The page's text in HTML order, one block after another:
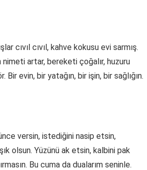
cıvıl cıvıl, kahve kokusu evi sarmış.
artar, bereketi çoğalır, huzuru
evin, bir yatağın, bir işin, bir sağlığın.
versin, istediğini nasip etsin,
olsun. Yüzünü ak etsin, kalbini pak
Bu cuma da dualarım seninle.